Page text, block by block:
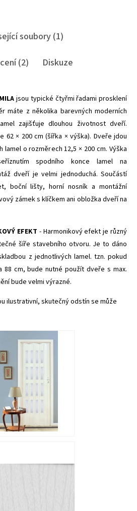
soubory (1)
(2) Diskuze
jsou typické čtyřmi řadami prosklení
máte z několika barevných moderních
zajišťuje dlouhou životnost dveří.
62 × 200 cm (šířka × výška). Dveře jdou
o rozměrech 12,5 × 200 cm. Výška
spodního konce lamel na
dveří je velmi jednoduchá. Součástí
boční lišty, horní nosník a montážní
zámek s klíčkem ani obložka dveří na
EFEKT - Harmonikový efekt je různý
šíře stavebního otvoru. Je to dáno
z jednotlivých lamel. tzn. pokud
cm, bude nutné použít dveře s max.
bude velmi výrazné.
ilustrativní, skutečný odstín se může